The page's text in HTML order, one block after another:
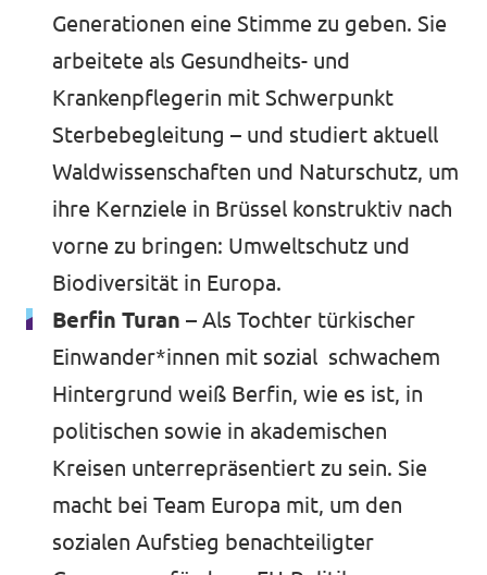
Generationen eine Stimme zu geben. Sie
arbeitete als Gesundheits- und
Krankenpflegerin mit Schwerpunkt
Sterbebegleitung – und studiert aktuell
Waldwissenschaften und Naturschutz, um
ihre Kernziele in Brüssel konstruktiv nach
vorne zu bringen: Umweltschutz und
Biodiversität in Europa.
Berfin Turan – Als Tochter türkischer
Einwander*innen mit sozial schwachem
Hintergrund weiß Berfin, wie es ist, in
politischen sowie in akademischen
Kreisen unterrepräsentiert zu sein. Sie
macht bei Team Europa mit, um den
sozialen Aufstieg benachteiligter